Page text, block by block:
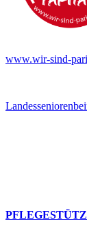
www.wir-sind-